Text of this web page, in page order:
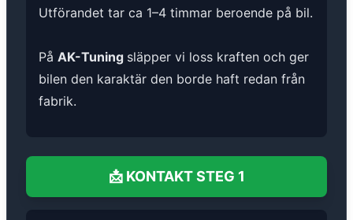
Utförandet tar ca 1–4 timmar beroende på bil.
På AK-Tuning släpper vi loss kraften och ger
bilen den karaktär den borde haft redan från
fabrik.
📩 KONTAKT STEG 1